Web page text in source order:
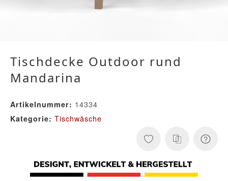
Tischdecke Outdoor rund
Mandarina
Artikelnummer: 14334
Kategorie: Tischwäsche